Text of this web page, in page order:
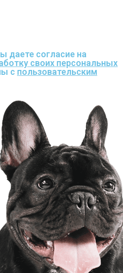
даете согласие на
своих персональных
с пользовательским